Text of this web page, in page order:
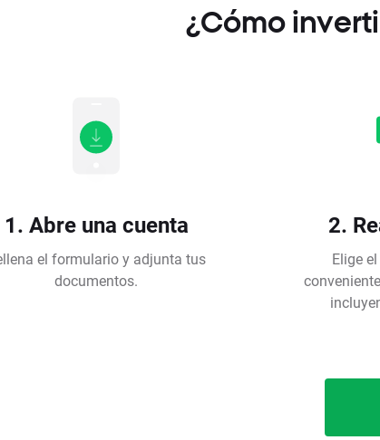
¿Cómo
1. Abre una cuenta
el formulario y adjunta tus
documentos.
2.
Elige